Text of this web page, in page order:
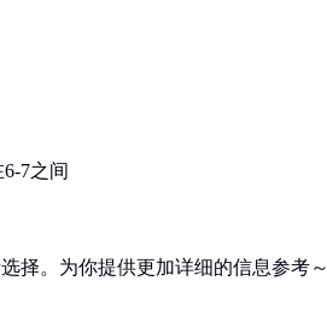
7之间
择。为你提供更加详细的信息参考～